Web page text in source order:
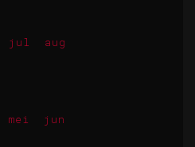
jul
aug
mei
jun